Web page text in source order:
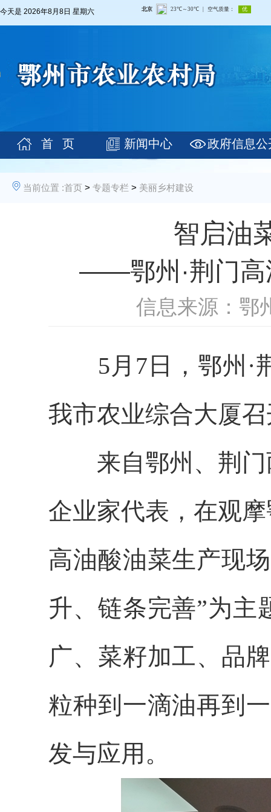
今天是 2026年8月8日 星期六
首 页 新闻中心 政府信息公
当前位置 :首页 > 专题专栏 > 美丽乡村建设
智启油
——鄂州·荆门高
信息来源：鄂
5月7日，鄂州·
我市农业综合大厦
来自鄂州、荆门
企业家代表，在观
高油酸油菜生产现
升、链条完善”为主
广、菜籽加工、品
粒种到一滴油再到
发与应用。